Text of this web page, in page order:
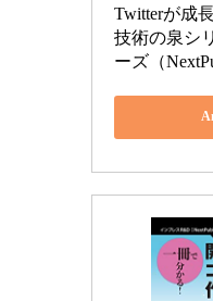
Twitterが成
技術の泉シ
ーズ（